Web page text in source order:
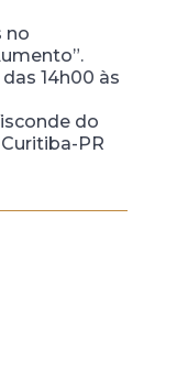
no
14h00 às
do
Curitiba-PR